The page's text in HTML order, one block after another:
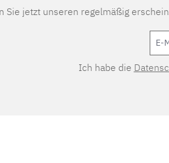
Sie jetzt unseren regelmäßig
Ich habe die